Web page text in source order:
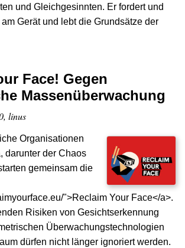
und Gleichgesinnten. Er fordert und
Gerät und lebt die Grundsätze der
Face! Gegen
Massenüberwachung
linus
Organisationen
darunter der Chaos
gemeinsam die
">Reclaim Your Face</a>.
Risiken von Gesichtserkennung
Überwachungstechnologien
dürfen nicht länger ignoriert werden.